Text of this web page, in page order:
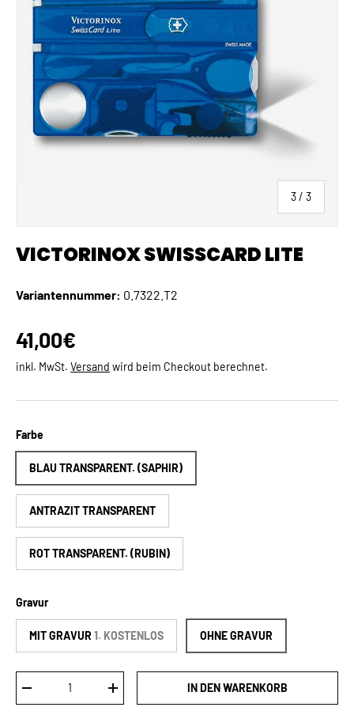
3/ von
3
VICTORINOX SWISSCARD LITE
Variantennummer: 0.7322.T2
Normaler Preis
41,00€
inkl. MwSt. Versand wird beim Checkout berechnet.
Farbe
BLAU TRANSPARENT. (SAPHIR)
ANTRAZIT TRANSPARENT
ROT TRANSPARENT. (RUBIN)
Gravur
MIT GRAVUR 1. KOSTENLOS OHNE GRAVUR
MENGE VERRINGERNMENGE ERHÖHENIN DEN WARENKORB